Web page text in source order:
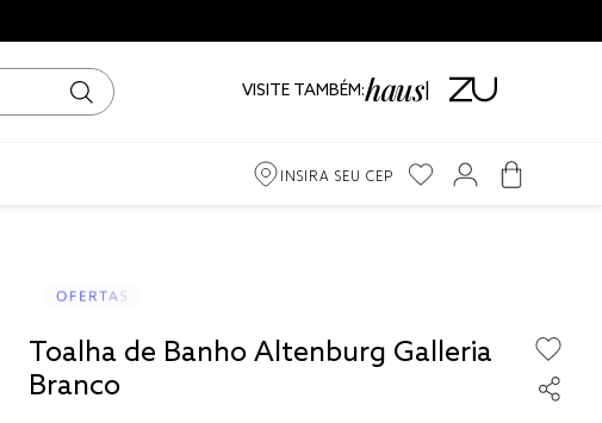
VISITE TAMBÉM:
INSIRA SEU CEP
Toalha de Banho Altenburg Galleria
Branco
jogos cama